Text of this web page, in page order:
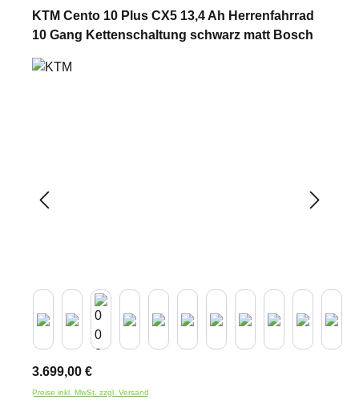
KTM Cento 10 Plus CX5 13,4 Ah Herrenfahrrad
10 Gang Kettenschaltung schwarz matt Bosch
3.699,00 €
Preise inkl. MwSt. zzgl. Versand